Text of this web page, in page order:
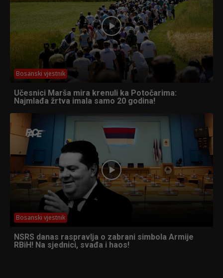
Bosanski vjestnik
Učesnici Marša mira krenuli ka Potočarima:
Najmlađa žrtva imala samo 20 godina!
Bosanski vjestnik
NSRS danas raspravlja o zabrani simbola Armije
RBiH! Na sjednici, svađa i haos!